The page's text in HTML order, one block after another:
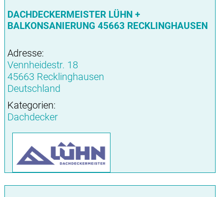
DACHDECKERMEISTER LÜHN +
BALKONSANIERUNG 45663 RECKLINGHAUSEN
Adresse:
Vennheidestr. 18
45663 Recklinghausen
Deutschland
Kategorien:
Dachdecker